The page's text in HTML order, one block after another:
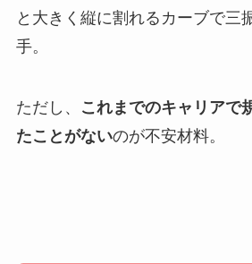
と大きく縦に割れるカーブで三
手。
ただし、
これまでのキャリアで
たことがないのが不安材料。